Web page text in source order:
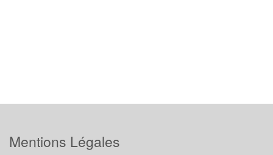
Mentions Légales